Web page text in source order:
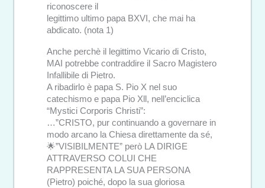
riconoscere il
legittimo ultimo papa BXVI, che mai ha
abdicato. (nota 1)
Anche perchè il legittimo Vicario di Cristo,
MAI potrebbe contraddire il Sacro Magistero
Infallibile di Pietro.
A ribadirlo è papa S. Pio X nel suo
catechismo e papa Pio Xll, nell’enciclica
“Mystici Corporis Christi”:
…”CRISTO, pur continuando a governare in
modo arcano la Chiesa direttamente da sé,
🌟”VISIBILMENTE” però LA DIRIGE
ATTRAVERSO COLUI CHE
RAPPRESENTA LA SUA PERSONA
(Pietro) poiché, dopo la sua gloriosa